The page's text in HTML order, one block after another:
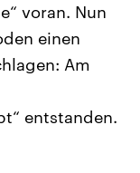
Beiträge,
und
die Vereinigten
mächtigsten Ländern
Einfluss auf
Weltgeschehen.
voran. Nun
einen
Am
entstanden.